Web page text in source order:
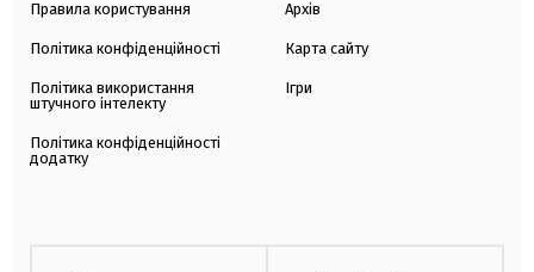
Правила користування
Політика конфіденційності
Політика використання
штучного інтелекту
Політика конфіденційності
додатку
Архів
Карта сайту
Ігри